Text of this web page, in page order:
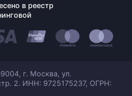
в реестр
г. Москва, ул.
2. ИНН: 9725175237, ОГРН: